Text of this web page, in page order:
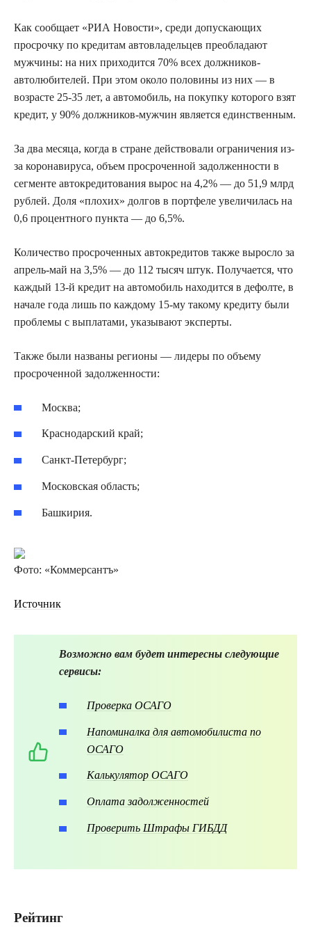
Как сообщает «РИА Новости», среди допускающих
просрочку по кредитам автовладельцев преобладают
мужчины: на них приходится 70% всех должников-
автолюбителей. При этом около половины из них — в
возрасте 25-35 лет, а автомобиль, на покупку которого взят
кредит, у 90% должников-мужчин является единственным.
За два месяца, когда в стране действовали ограничения из-
за коронавируса, объем просроченной задолженности в
сегменте автокредитования вырос на 4,2% — до 51,9 млрд
рублей. Доля «плохих» долгов в портфеле увеличилась на
0,6 процентного пункта — до 6,5%.
Количество просроченных автокредитов также выросло за
апрель-май на 3,5% — до 112 тысяч штук. Получается, что
каждый 13-й кредит на автомобиль находится в дефолте, в
начале года лишь по каждому 15-му такому кредиту были
проблемы с выплатами, указывают эксперты.
Также были названы регионы — лидеры по объему
просроченной задолженности:
Москва;
Краснодарский край;
Санкт-Петербург;
Московская область;
Башкирия.
Фото: «Коммерсантъ»
Источник
Возможно вам будет интересны следующие
сервисы:
Проверка ОСАГО
Напоминалка для автомобилиста по
ОСАГО
Калькулятор ОСАГО
Оплата задолженностей
Проверить Штрафы ГИБДД
Рейтинг